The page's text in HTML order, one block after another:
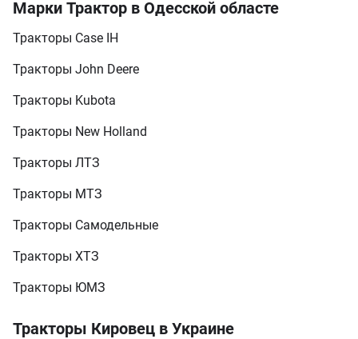
Марки Трактор в Одесской областе
Тракторы Case IH
Тракторы John Deere
Тракторы Kubota
Тракторы New Holland
Тракторы ЛТЗ
Тракторы МТЗ
Тракторы Самодельные
Тракторы ХТЗ
Тракторы ЮМЗ
Тракторы Кировец в Украине